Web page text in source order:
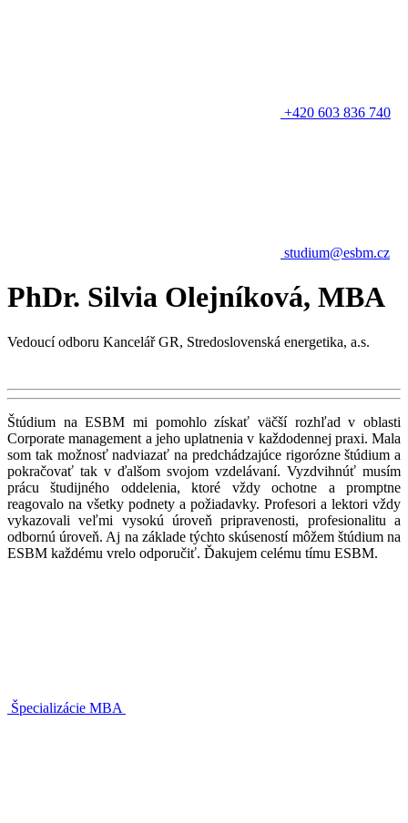
+420 603 836 740
studium@esbm.cz
PhDr. Silvia Olejníková, MBA
Vedoucí odboru Kancelář GR, Stredoslovenská energetika, a.s.
Štúdium na ESBM mi pomohlo získať väčší rozhľad v oblasti
Corporate management a jeho uplatnenia v každodennej praxi. Mala
som tak možnosť nadviazať na predchádzajúce rigorózne štúdium a
pokračovať tak v ďalšom svojom vzdelávaní. Vyzdvihnúť musím
prácu študijného oddelenia, ktoré vždy ochotne a promptne
reagovalo na všetky podnety a požiadavky. Profesori a lektori vždy
vykazovali veľmi vysokú úroveň pripravenosti, profesionalitu a
odbornú úroveň. Aj na základe týchto skúseností môžem štúdium na
ESBM každému vrelo odporučiť. Ďakujem celému tímu ESBM.
Špecializácie MBA